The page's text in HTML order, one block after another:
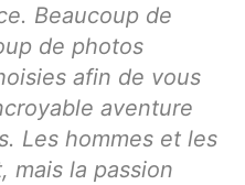
Beaucoup de
de photos
afin de vous
aventure
Les hommes et les
mais la passion